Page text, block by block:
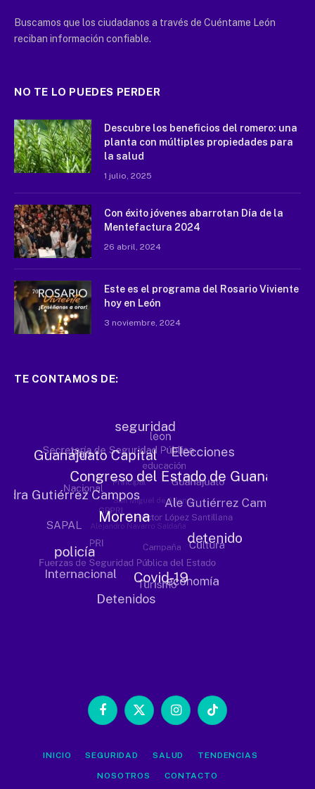
Buscamos que los ciudadanos a través de Cuéntame León
reciban información confiable.
NO TE LO PUEDES PERDER
Descubre los beneficios del romero: una
planta con múltiples propiedades para
la salud
1 julio, 2025
Con éxito jóvenes abarrotan Día de la
Mentefactura 2024
26 abril, 2024
Este es el programa del Rosario Viviente
hoy en León
3 noviembre, 2024
TE CONTAMOS DE:
Facebook
X
InstagramTikTok
INICIO SEGURIDAD SALUD TENDENCIAS
NOSOTROS CONTACTO